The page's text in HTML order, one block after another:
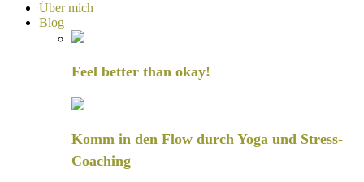
Über mich
Blog
Feel better than okay!
Komm in den Flow durch Yoga und Stress-
Coaching